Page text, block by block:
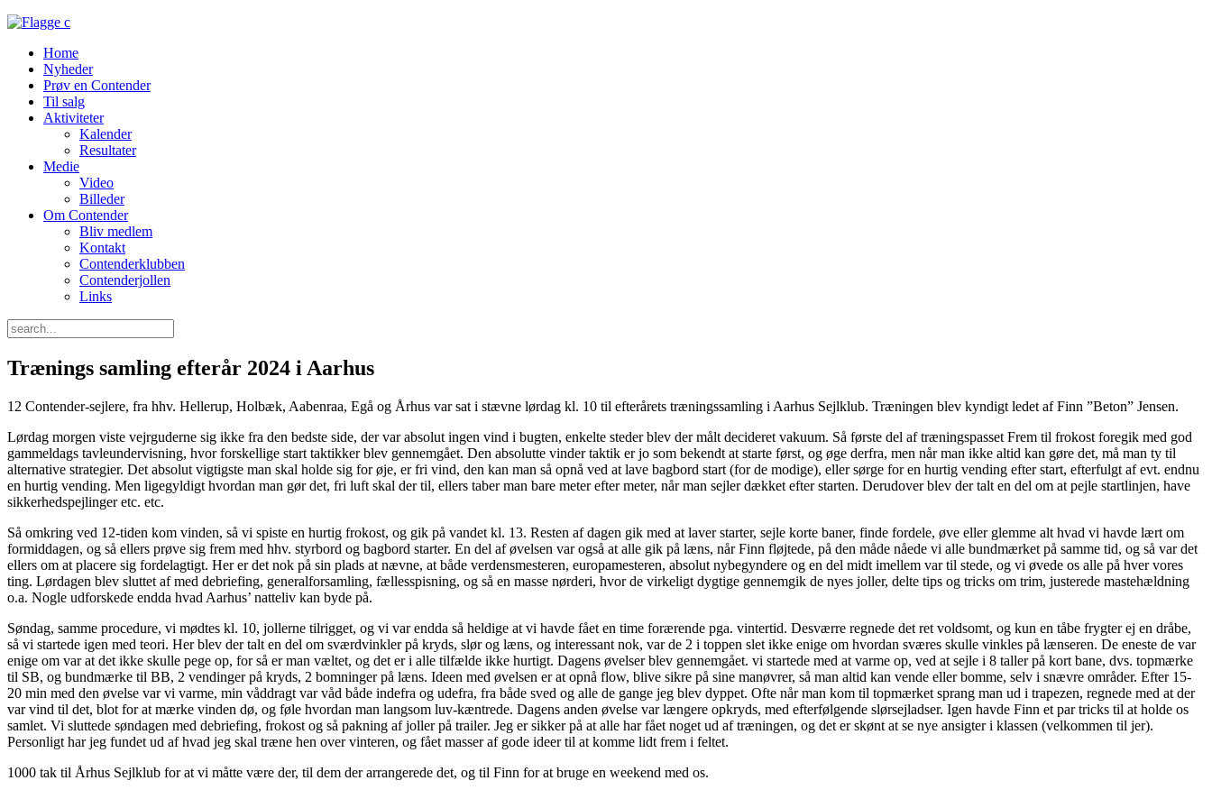
Home
Nyheder
Prøv en Contender
Til salg
Aktiviteter
Kalender
Resultater
Medie
Video
Billeder
Om Contender
Bliv medlem
Kontakt
Contenderklubben
Contenderjollen
Links
Trænings samling efterår 2024 i Aarhus
12 Contender-sejlere, fra hhv. Hellerup, Holbæk, Aabenraa, Egå og Århus var sat i stævne lørdag kl. 10 til efterårets træningssamling i Aarhus Sejlklub. Træningen blev kyndigt ledet af Finn ”Beton” Jensen.
Lørdag morgen viste vejrguderne sig ikke fra den bedste side, der var absolut ingen vind i bugten, enkelte steder blev der målt decideret vakuum. Så første del af træningspasset Frem til frokost foregik med god
gammeldags tavleundervisning, hvor forskellige start taktikker blev gennemgået. Den absolutte vinder taktik er jo som bekendt at starte først, og øge derfra, men når man ikke altid kan gøre det, må man ty til
alternative strategier. Det absolut vigtigste man skal holde sig for øje, er fri vind, den kan man så opnå ved at lave bagbord start (for de modige), eller sørge for en hurtig vending efter start, efterfulgt af evt. endnu
en hurtig vending. Men ligegyldigt hvordan man gør det, fri luft skal der til, ellers taber man bare meter efter meter, når man sejler dækket efter starten. Derudover blev der talt en del om at pejle startlinjen, have
sikkerhedspejlinger etc. etc.
Så omkring ved 12-tiden kom vinden, så vi spiste en hurtig frokost, og gik på vandet kl. 13. Resten af dagen gik med at laver starter, sejle korte baner, finde fordele, øve eller glemme alt hvad vi havde lært om
formiddagen, og så ellers prøve sig frem med hhv. styrbord og bagbord starter. En del af øvelsen var også at alle gik på læns, når Finn fløjtede, på den måde nåede vi alle bundmærket på samme tid, og så var det
ellers om at placere sig fordelagtigt. Her er det nok på sin plads at nævne, at både verdensmesteren, europamesteren, absolut nybegyndere og en del midt imellem var til stede, og vi øvede os alle på hver vores
ting. Lørdagen blev sluttet af med debriefing, generalforsamling, fællesspisning, og så en masse nørderi, hvor de virkeligt dygtige gennemgik de nyes joller, delte tips og tricks om trim, justerede mastehældning
o.a. Nogle udforskede endda hvad Aarhus’ natteliv kan byde på.
Søndag, samme procedure, vi mødtes kl. 10, jollerne tilrigget, og vi var endda så heldige at vi havde fået en time forærende pga. vintertid. Desværre regnede det ret voldsomt, og kun en tåbe frygter ej en dråbe,
så vi startede igen med teori. Her blev der talt en del om sværdvinkler på kryds, slør og læns, og interessant nok, var de 2 i toppen slet ikke enige om hvordan sværes skulle vinkles på lænseren. De eneste de var
enige om var at det ikke skulle pege op, for så er man væltet, og det er i alle tilfælde ikke hurtigt. Dagens øvelser blev gennemgået. vi startede med at varme op, ved at sejle i 8 taller på kort bane, dvs. topmærke
til SB, og bundmærke til BB, 2 vendinger på kryds, 2 bomninger på læns. Ideen med øvelsen er at opnå flow, blive sikre på sine manøvrer, så man altid kan vende eller bomme, selv i snævre områder. Efter 15-
20 min med den øvelse var vi varme, min våddragt var våd både indefra og udefra, fra både sved og alle de gange jeg blev dyppet. Ofte når man kom til topmærket sprang man ud i trapezen, regnede med at der
var vind til det, blot for at mærke vinden dø, og føle hvordan man langsom luv-kæntrede. Dagens anden øvelse var længere opkryds, med efterfølgende slørsejladser. Igen havde Finn et par tricks til at holde os
samlet. Vi sluttede søndagen med debriefing, frokost og så pakning af joller på trailer. Jeg er sikker på at alle har fået noget ud af træningen, og det er skønt at se nye ansigter i klassen (velkommen til jer).
Personligt har jeg fundet ud af hvad jeg skal træne hen over vinteren, og fået masser af gode ideer til at komme lidt frem i feltet.
1000 tak til Århus Sejlklub for at vi måtte være der, til dem der arrangerede det, og til Finn for at bruge en weekend med os.